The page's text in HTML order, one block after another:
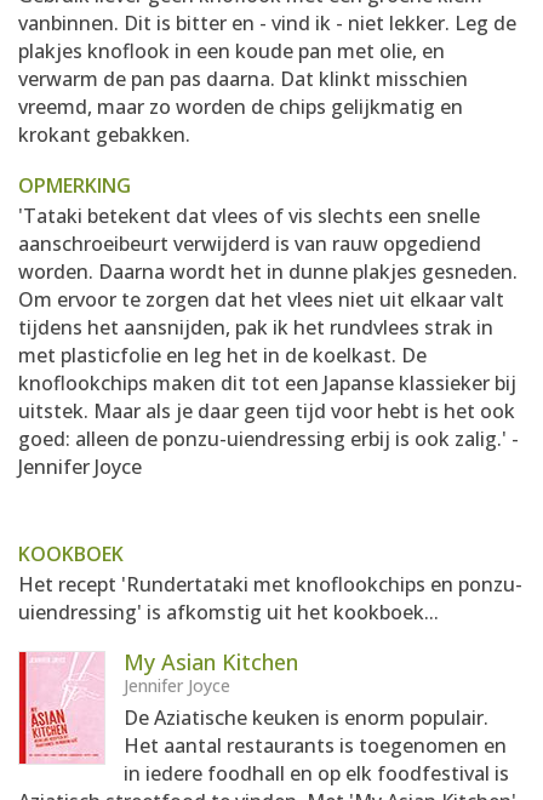
vanbinnen. Dit is bitter en - vind ik - niet lekker. Leg de
plakjes knoflook in een koude pan met olie, en
verwarm de pan pas daarna. Dat klinkt misschien
vreemd, maar zo worden de chips gelijkmatig en
krokant gebakken.
OPMERKING
'Tataki betekent dat vlees of vis slechts een snelle
aanschroeibeurt verwijderd is van rauw opgediend
worden. Daarna wordt het in dunne plakjes gesneden.
Om ervoor te zorgen dat het vlees niet uit elkaar valt
tijdens het aansnijden, pak ik het rundvlees strak in
met plasticfolie en leg het in de koelkast. De
knoflookchips maken dit tot een Japanse klassieker bij
uitstek. Maar als je daar geen tijd voor hebt is het ook
goed: alleen de ponzu-uiendressing erbij is ook zalig.' -
Jennifer Joyce
KOOKBOEK
Het recept 'Rundertataki met knoflookchips en ponzu-
uiendressing' is afkomstig uit het kookboek...
My Asian Kitchen
Jennifer Joyce
De Aziatische keuken is enorm populair.
Het aantal restaurants is toegenomen en
in iedere foodhall en op elk foodfestival is